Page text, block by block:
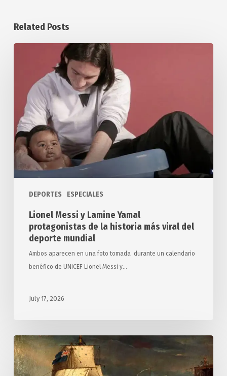
Related Posts
DEPORTES ESPECIALES
Lamine
Yamal
protagonistas
de
la
historia
más
mundial
Lionel Messi y Lamine Yamal
protagonistas de la historia más viral del
deporte mundial
Ambos aparecen en una foto tomada durante un calendario
benéfico de UNICEF Lionel Messi y…
July 17, 2026
El
criollo
cubano